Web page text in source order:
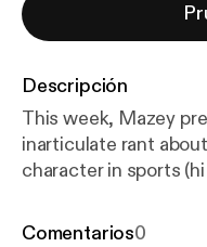
Descripción
This week, Mazey
inarticulate rant
character in sports
filled mess. Enjoy.
Comentarios0